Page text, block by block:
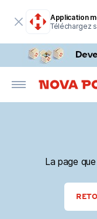
Application
Téléchargez
La page